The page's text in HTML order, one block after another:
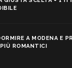
A MODENA E
ROMANTICI